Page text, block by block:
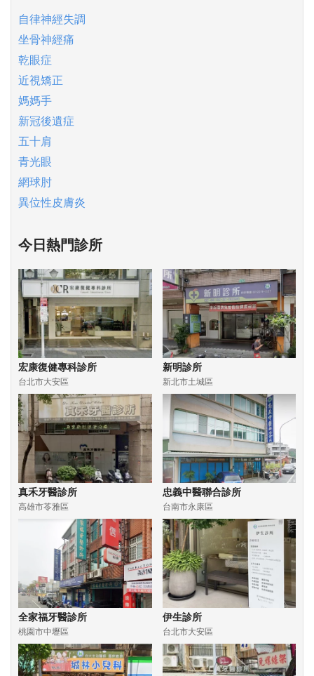
自律神經失調
坐骨神經痛
乾眼症
近視矯正
媽媽手
新冠後遺症
五十肩
青光眼
網球肘
異位性皮膚炎
今日熱門診所
宏康復健專科診所
台北市大安區
新明診所
新北市土城區
真禾牙醫診所
高雄市苓雅區
忠義中醫聯合診所
台南市永康區
全家福牙醫診所
桃園市中壢區
伊生診所
台北市大安區